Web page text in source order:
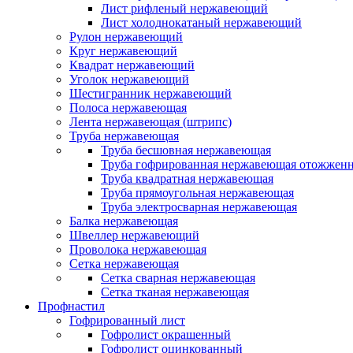
Лист рифленый нержавеющий
Лист холоднокатаный нержавеющий
Рулон нержавеющий
Круг нержавеющий
Квадрат нержавеющий
Уголок нержавеющий
Шестигранник нержавеющий
Полоса нержавеющая
Лента нержавеющая (штрипс)
Труба нержавеющая
Труба бесшовная нержавеющая
Труба гофрированная нержавеющая
Труба квадратная нержавеющая
Труба прямоугольная нержавеющая
Труба электросварная нержавеющая
Балка нержавеющая
Швеллер нержавеющий
Проволока нержавеющая
Сетка нержавеющая
Сетка сварная нержавеющая
Сетка тканая нержавеющая
Профнастил
Гофрированный лист
Гофролист окрашенный
Гофролист оцинкованный